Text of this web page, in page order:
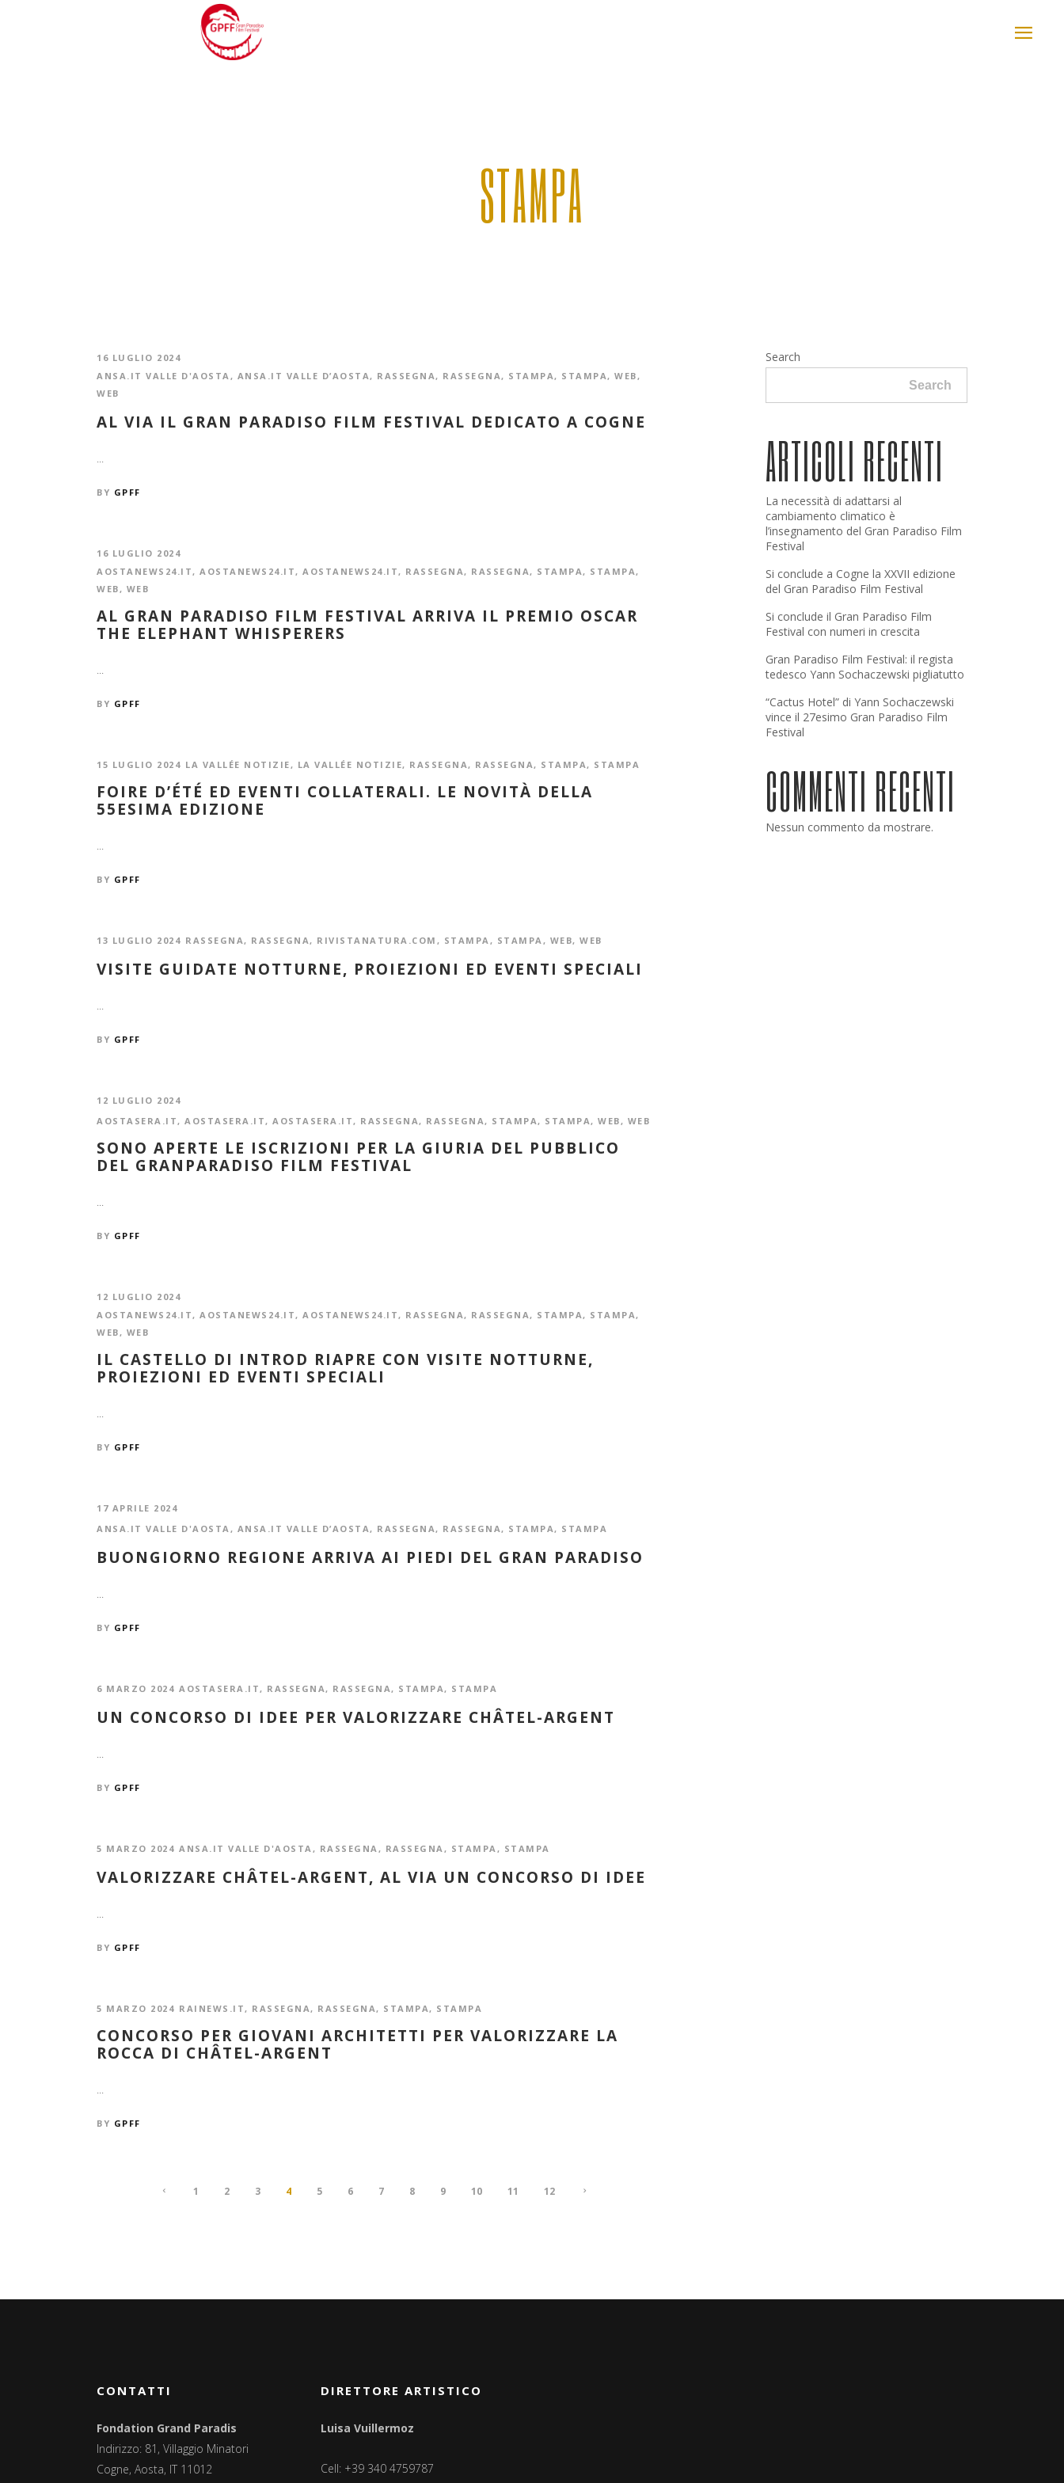
STAMPA
16 LUGLIO 2024
ANSA.IT VALLE D'AOSTA, ANSA.IT VALLE D’AOSTA, RASSEGNA, RASSEGNA, STAMPA, STAMPA, WEB,
WEB
AL VIA IL GRAN PARADISO FILM FESTIVAL DEDICATO A COGNE
...
BY GPFF
16 LUGLIO 2024
AOSTANEWS24.IT , AOSTANEWS24.IT , AOSTANEWS24.IT , RASSEGNA , RASSEGNA , STAMPA , STAMPA ,
WEB , WEB
AL GRAN PARADISO FILM FESTIVAL ARRIVA IL PREMIO OSCAR
THE ELEPHANT WHISPERERS
...
BY GPFF
15 LUGLIO 2024 LA VALLÉE NOTIZIE , LA VALLÉE NOTIZIE, RASSEGNA , RASSEGNA , STAMPA , STAMPA
FOIRE D’ÉTÉ ED EVENTI COLLATERALI. LE NOVITÀ DELLA
55ESIMA EDIZIONE
...
BY GPFF
13 LUGLIO 2024 RASSEGNA , RASSEGNA , RIVISTANATURA.COM , STAMPA , STAMPA , WEB, WEB
VISITE GUIDATE NOTTURNE, PROIEZIONI ED EVENTI SPECIALI
...
BY GPFF
12 LUGLIO 2024
AOSTASERA.IT , AOSTASERA.IT , AOSTASERA.IT , RASSEGNA , RASSEGNA , STAMPA , STAMPA , WEB , WEB
SONO APERTE LE ISCRIZIONI PER LA GIURIA DEL PUBBLICO
DEL GRANPARADISO FILM FESTIVAL
...
BY GPFF
12 LUGLIO 2024
AOSTANEWS24.IT , AOSTANEWS24.IT , AOSTANEWS24.IT , RASSEGNA , RASSEGNA , STAMPA , STAMPA ,
WEB , WEB
IL CASTELLO DI INTROD RIAPRE CON VISITE NOTTURNE,
PROIEZIONI ED EVENTI SPECIALI
...
BY GPFF
17 APRILE 2024
ANSA.IT VALLE D'AOSTA , ANSA.IT VALLE D’AOSTA , RASSEGNA , RASSEGNA , STAMPA , STAMPA
BUONGIORNO REGIONE ARRIVA AI PIEDI DEL GRAN PARADISO
BY GPFF
6 MARZO 2024 AOSTASERA.IT , RASSEGNA , RASSEGNA , STAMPA , STAMPA
UN CONCORSO DI IDEE PER VALORIZZARE CHÂTEL-ARGENT
BY GPFF
5 MARZO 2024 ANSA.IT VALLE D'AOSTA , RASSEGNA , RASSEGNA , STAMPA , STAMPA
VALORIZZARE CHÂTEL-ARGENT, AL VIA UN CONCORSO DI IDEE
BY GPFF
5 MARZO 2024 RAINEWS.IT , RASSEGNA , RASSEGNA , STAMPA , STAMPA
CONCORSO PER GIOVANI ARCHITETTI PER VALORIZZARE LA
ROCCA DI CHÂTEL-ARGENT
BY GPFF
1 2 3 4 5 6 7 8 9 10 11 12
Search
Search
ARTICOLI RECENTI
La necessità di adattarsi al
cambiamento climatico è
l’insegnamento del Gran Paradiso Film
Festival
Si conclude a Cogne la XXVII edizione
del Gran Paradiso Film Festival
Si conclude il Gran Paradiso Film
Festival con numeri in crescita
Gran Paradiso Film Festival: il regista
tedesco Yann Sochaczewski pigliatutto
“Cactus Hotel” di Yann Sochaczewski
vince il 27esimo Gran Paradiso Film
Festival
COMMENTI RECENTI
Nessun commento da mostrare.
CONTATTI
Fondation Grand Paradis
Indirizzo: 81, Villaggio Minatori
Cogne, Aosta, IT 11012
DIRETTORE ARTISTICO
Luisa Vuillermoz
Cell: +39 340 4759787